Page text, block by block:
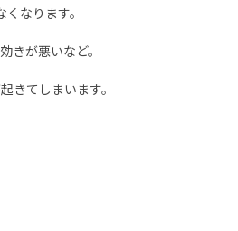
なります。
きが悪いなど。
きてしまいます。